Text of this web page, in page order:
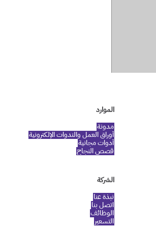
الموارد
مدونة
أوراق العمل والندوات الإلكترونية
أدوات مجانية
قصص النجاح
الشركة
نبذة عنا
اتصل بنا
الوظائف
التسعير